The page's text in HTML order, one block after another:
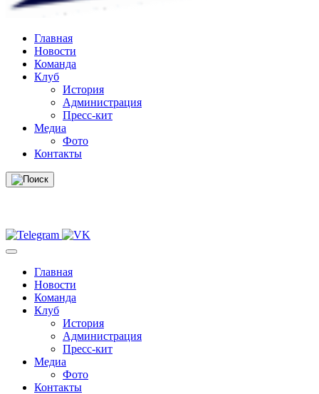
Главная
Новости
Команда
Клуб
История
Администрация
Пресс-кит
Медиа
Фото
Контакты
Главная
Новости
Команда
Клуб
История
Администрация
Пресс-кит
Медиа
Фото
Контакты